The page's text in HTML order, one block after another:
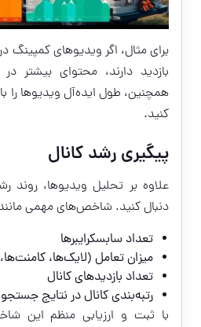
برای مثال، اگر ویدیوهای کمپینگ
بازدید دارند، محتوای بیشتر
همچنین، طول ایده‌آل ویدیوها را
کنید.
پیگیری رشد کانال
علاوه بر تحلیل ویدیوها، روند
دنبال کنید. شاخص‌های مهمی
تعداد سابسکرایبرها
میزان تعامل (لایک‌ها،
تعداد بازدیدهای کانال
رتبه‌بندی کانال در نتایج جستجو
با ثبت و ارزیابی منظم این